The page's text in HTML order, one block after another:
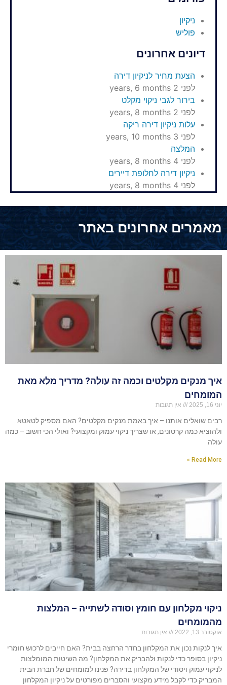
ניקיון
פוליש
דיונים אחרונים
הצעת מחיר לניקיון דירה
לפני 2 years, 6 months
בירור לגבי ניקוי מקלט
לפני 2 years, 8 months
עלות ניקיון דירה ריקה
לפני 3 years, 10 months
המלצה
לפני 4 years, 8 months
ניקיון דירה לחלופת דיירים
לפני 4 years, 8 months
מאמרים אחרונים באתר
איך מנקים מקלטים וכמה זה עולה? מדריך מלא מאת
המומחים
יוני 16, 2025 אין תגובות
רבים שואלים אותנו – איך באמת מנקים מקלטים? האם מספיק לטאטא
ולהוציא כמה קרטונים, או שצריך ניקוי עמוק ומקצועי? ואולי הכי חשוב – כמה
עולה
Read More »
ניקוי מקלחון עם חומץ וסודה לשתייה – המלצות
מהמומחים
אוקטובר 13, 2022 אין תגובות
איך לנקות נכון את המקלחון בחדר הרחצה בבית? האם חייבים לרכוש חומרי
ניקיון בסופר כדי לנקות ולהבריק את המקלחון? מה השיטות המומלצות
לניקוי עמוק ויסודי של המקלחון בדירה? פנינו למומחים של חברת הבית
המבריק כדי לקבל מידע מקצועי והסברים מפורטים על ניקיון המקלחון